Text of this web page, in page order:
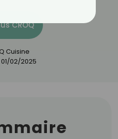
CROQ
Cuisine
01/02/2025